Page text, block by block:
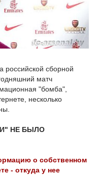
российской сборной
матч
"бомба",
несколько
НЕ БЫЛО
о собственном
- откуда у нее